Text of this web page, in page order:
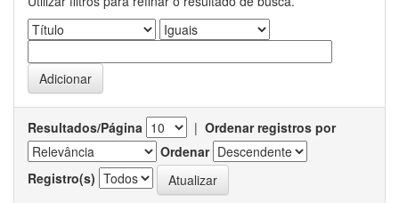
Resultados/Página | Ordenar registros por
Ordenar
Registro(s)